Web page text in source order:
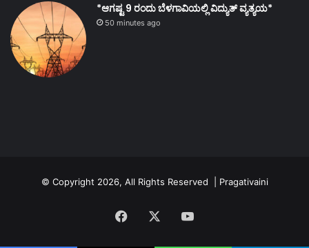
*ಆಗಷ್ಟ 9 ರಂದು ಬೆಳಗಾವಿಯಲ್ಲಿ ವಿದ್ಯುತ್ ವ್ಯತ್ಯಯ*
50 minutes ago
© Copyright 2026, All Rights Reserved | Pragativaini
Facebook YouTube